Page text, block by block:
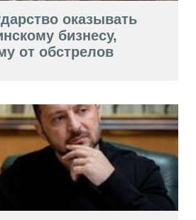
оказывать
бизнесу,
от обстрелов